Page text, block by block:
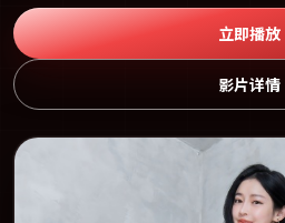
立即播放
影片详情